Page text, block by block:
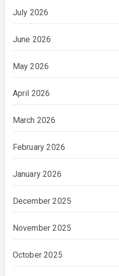
July 2026
June 2026
May 2026
April 2026
March 2026
February 2026
January 2026
December 2025
November 2025
October 2025